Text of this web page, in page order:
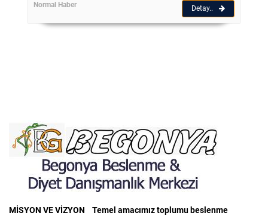
Normal Haber Detay..
MİSYON VE VİZYON Temel amacımız toplumu beslenme